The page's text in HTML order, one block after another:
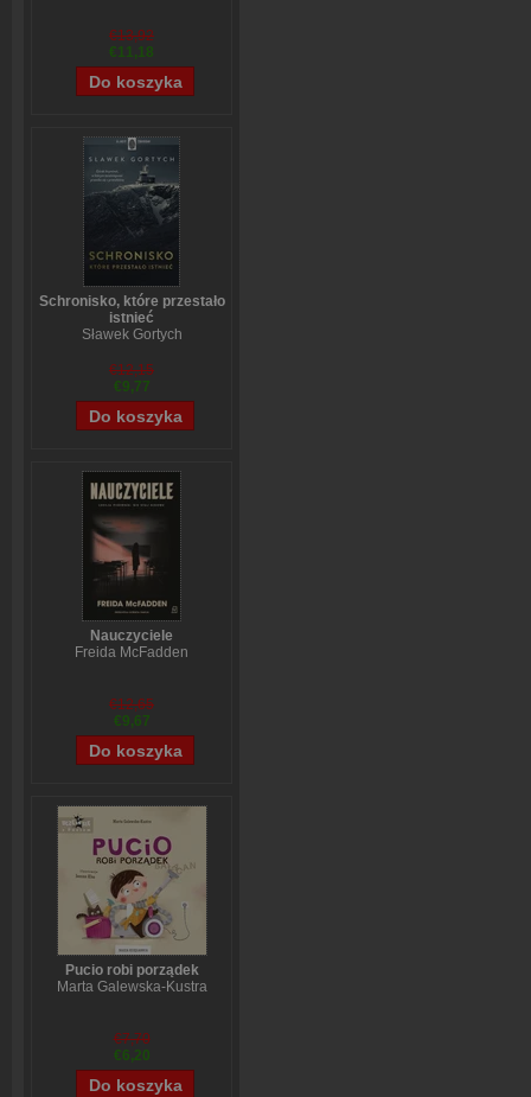
€13,92
€11,18
Schronisko, które przestało
istnieć
Sławek Gortych
€12,15
€9,77
Nauczyciele
Freida McFadden
€12,65
€9,67
Pucio robi porządek
Marta Galewska-Kustra
€7,70
€6,20